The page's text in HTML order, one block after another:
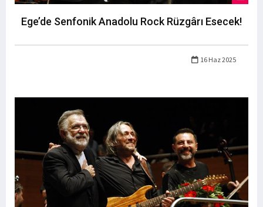
Ege’de Senfonik Anadolu Rock Rüzgârı Esecek!
16 Haz 2025